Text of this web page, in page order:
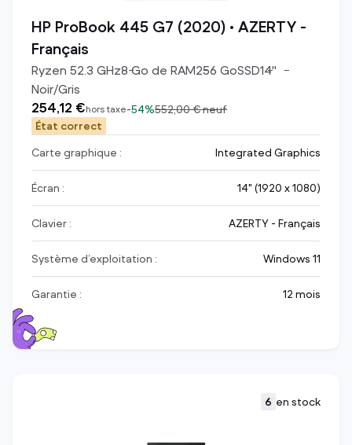
HP ProBook 445 G7 (2020) • AZERTY -
Français
Ryzen 52.3 GHz8Go de RAM256 GoSSD14"
Noir/Gris
254,12 €hors taxe-54%552,00 €neuf
État correct
Carte graphique :
Integrated Graphics
Écran : 14" (1920 x 1080)
Clavier : AZERTY - Français
Système d’exploitation : Windows 11
Garantie : 12 mois
6 en stock